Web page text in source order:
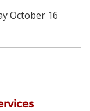
October 16